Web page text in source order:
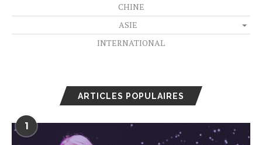
CHINE
ASIE
INTERNATIONAL
ARTICLES POPULAIRES
1